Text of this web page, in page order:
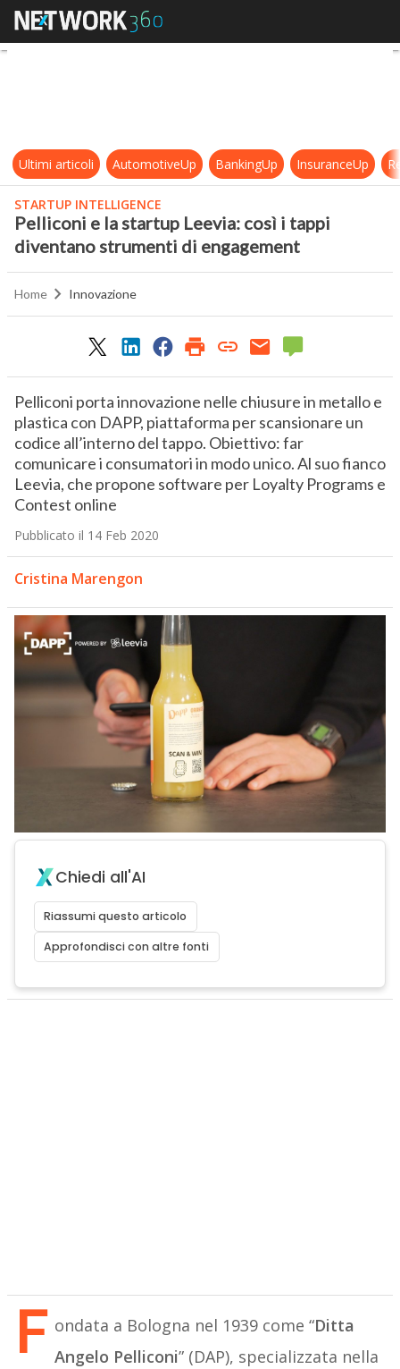
Pelliconi e la startup Leevia: così
Ultimi articoli AutomotiveUp BankingUp InsuranceUp
STARTUP INTELLIGENCE
Pelliconi e la startup Leevia: così i tappi
diventano strumenti di engagement
Home Innovazione
Pelliconi porta innovazione nelle chiusure in metallo e
plastica con DAPP, piattaforma per scansionare un
codice all’interno del tappo. Obiettivo: far
comunicare i consumatori in modo unico. Al suo fianco
Leevia, che propone software per Loyalty Programs e
Contest online
Pubblicato il 14 Feb 2020
Cristina Marengon
Chiedi all'AI
Riassumi questo articolo
Approfondisci con altre fonti
F ondata a Bologna nel 1939 come “Ditta
Angelo Pelliconi” (DAP), specializzata nella